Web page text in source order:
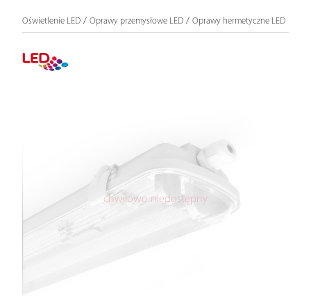
Oświetlenie LED / Oprawy przemysłowe LED / Oprawy hermetyczne LED
chwilowo niedostępny